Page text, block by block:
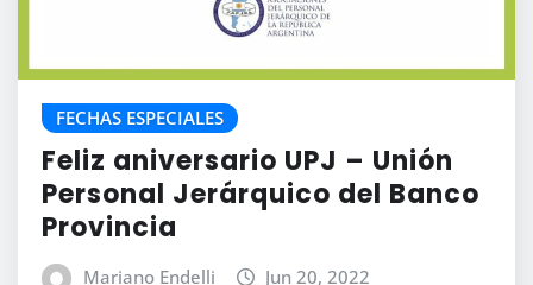
FECHAS ESPECIALES
Feliz aniversario UPJ – Unión
Personal Jerárquico del Banco
Provincia
Mariano Endelli Jun 20, 2022